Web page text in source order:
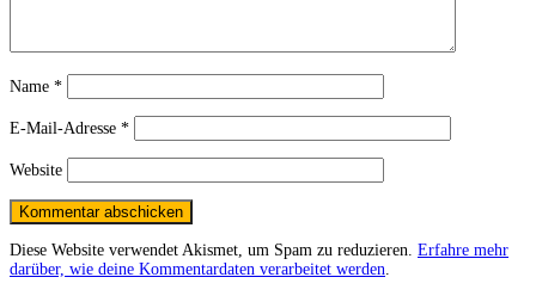
Name *
E-Mail-Adresse *
Website
Diese Website verwendet Akismet, um Spam zu reduzieren. Erfahre mehr
darüber, wie deine Kommentardaten verarbeitet werden